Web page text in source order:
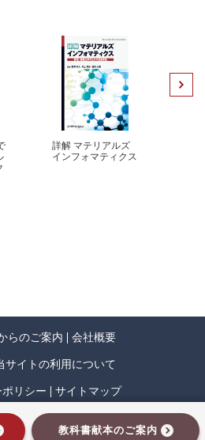
めるデータマイニング
互関係を見つけ予
―
距離の分析―相関・距離・クラスタ
正則化最小二乗法）
卒，豊橋技術科学大学・材料システ
院大学・情報科学研究科・計算シス
会・食・農データサイエンス部会
ィックス，バイオインフォマティッ
盤技術研究所研究員
ンフォマティックス
）
科卒，同工学研究科応用精密化学専
（工学）取得
詳解 マテリアルズ
インフォマティクス
らのご案内 会社概要
サイトの利用について
リシー サイトマップ
プレスグループ
教科書献本のご案内